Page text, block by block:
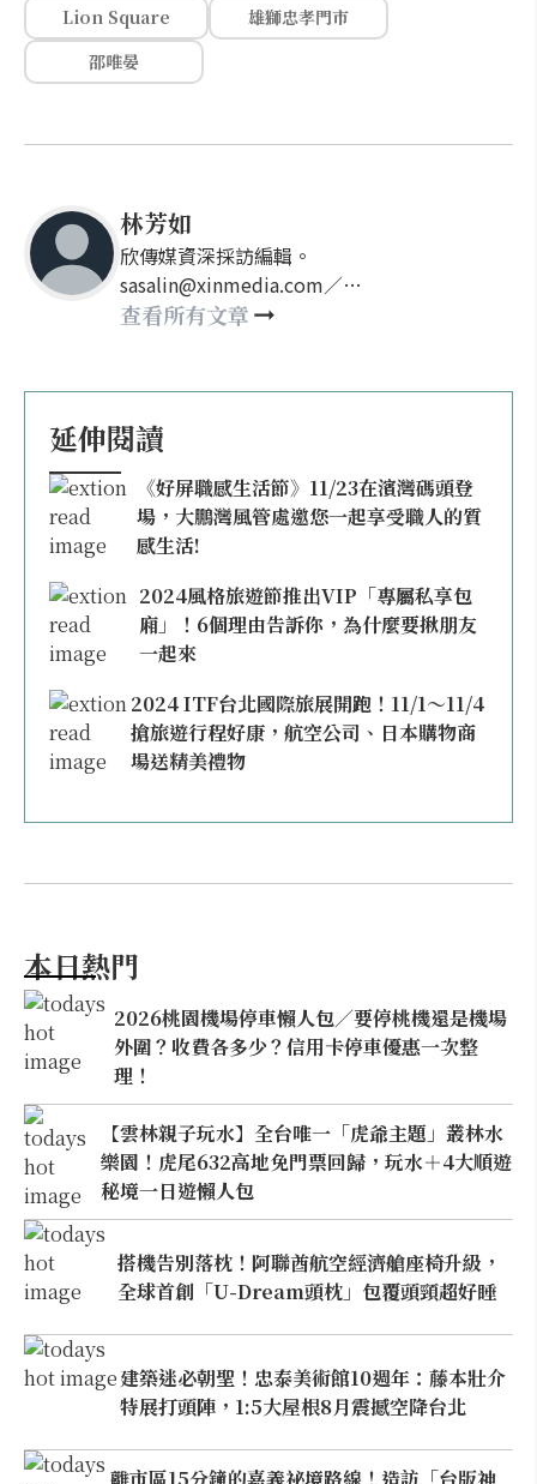
Lion Square
雄獅忠孝門市
邵唯晏
林芳如
欣傳媒資深採訪編輯。
sasalin@xinmedia.com／
happy21917@gmail.com
查看所有文章
延伸閱讀
《好屏職感生活節》11/23在濱灣碼頭登
場，大鵬灣風管處邀您一起享受職人的質
感生活!
2024風格旅遊節推出VIP「專屬私享包
廂」！6個理由告訴你，為什麼要揪朋友
一起來
2024 ITF台北國際旅展開跑！11/1～11/4
搶旅遊行程好康，航空公司、日本購物商
場送精美禮物
本日熱門
2026桃園機場停車懶人包／要停桃機還是機場
外圍？收費各多少？信用卡停車優惠一次整
理！
【雲林親子玩水】全台唯一「虎爺主題」叢林水
樂園！虎尾632高地免門票回歸，玩水＋4大順遊
秘境一日遊懶人包
搭機告別落枕！阿聯酋航空經濟艙座椅升級，
全球首創「U-Dream頭枕」包覆頭頸超好睡
建築迷必朝聖！忠泰美術館10週年：藤本壯介
特展打頭陣，1:5大屋根8月震撼空降台北
離市區15分鐘的嘉義祕境路線！造訪「台版神